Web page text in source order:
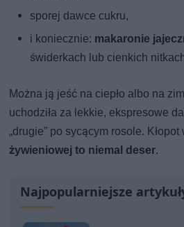
sporej dawce cukru,
i koniecznie: makaronie
świderkach lub cienkich
Można ją jeść na ciepło albo na
uchodziła za lekkie, ekspresowe
„drugie” po sycącym rosole. Kłopot
żywieniowej to niemal deser.
Najpopularniejsze